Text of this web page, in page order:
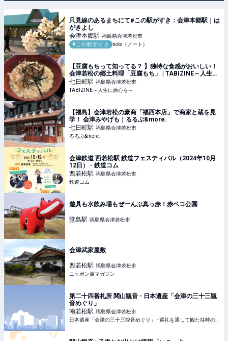
只見線のあるまちにて#この駅がすき：会津本郷駅｜は
がきよし
会津本郷駅 福島県会津若松市
#この駅がすき
note（ノート）
【豆腐もちって知ってる？ 】独特な食感がおいしい！
会津若松の郷土料理「豆腐もち」 | TABIZINE～人生に
旅心を～
七日町駅 福島県会津若松市
TABIZINE～人生に旅心を～
【福島】会津若松の豪商「福西本店」で商家と蔵を見
学！ 会津みやげも｜るるぶ&more.
七日町駅 福島県会津若松市
るるぶ&more.
会津鉄道 西若松駅 鉄道フェスティバル（2024年10月
12日） - 鉄道コム
西若松駅 福島県会津若松市
鉄道コム
遊具も水飲み場もぜーんぶ真っ赤！赤ベコ公園
堂島駅 福島県会津若松市
会津武家屋敷
西若松駅 福島県会津若松市
ニッポン旅マガジン
第二十四番札所 関山観音 - 日本遺産「会津の三十三観
音めぐり」
南若松駅 福島県会津若松市